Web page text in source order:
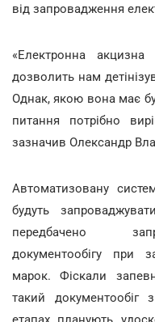
від запровадження
«Електронна
дозволить нам
Однак, якою вона має
питання потрібно
зазначив Олександр
Автоматизовану
будуть
передбачено
документообігу при
марок. Фіскали
такий документообіг